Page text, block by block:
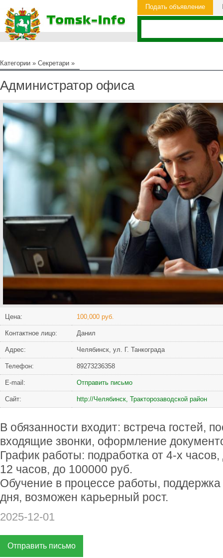
Подать объявление
Категории » Секретари »
Администратор офиса
Цена: 100,000 руб.
Контактное лицо: Данил
Адрес: Челябинск, ул. Г. Танкограда
Телефон: 89273236358
Е-mail: Отправить письмо
Сайт: http://Челябинск, Тракторозаводской район
В обязанности входит: встреча гостей,
входящие звонки, оформление
График работы: подработка от 4-х
12 часов, до 100000 руб.
Обучение в процессе работы, поддержка
дня, возможен карьерный рост.
2025-12-01
Отправить письмо